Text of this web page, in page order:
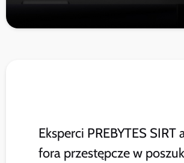
Eksperci PREBYTES SIRT
fora przestępcze w